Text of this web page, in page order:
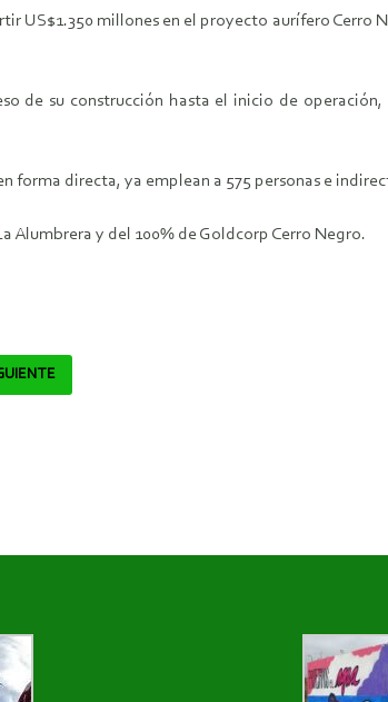
US$1.350 millones en el proyecto aurífero
de su construcción hasta el inicio de
forma directa, ya emplean a 575 personas e
Alumbrera y del 100% de Goldcorp Cerro Negro.